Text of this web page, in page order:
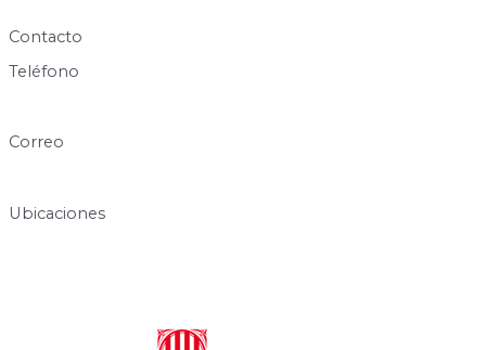
Contacto
Teléfono
Correo
Ubicaciones